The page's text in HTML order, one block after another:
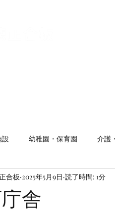
設 幼稚園・保育園 介護
舎
合板 2025年5月9日 読了時間: 1分